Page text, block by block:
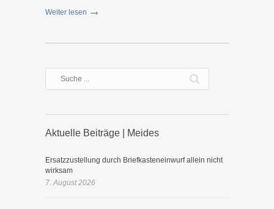
Weiter lesen
Aktuelle Beiträge | Meides
Ersatzzustellung durch Briefkasteneinwurf allein nicht
wirksam
7. August 2026